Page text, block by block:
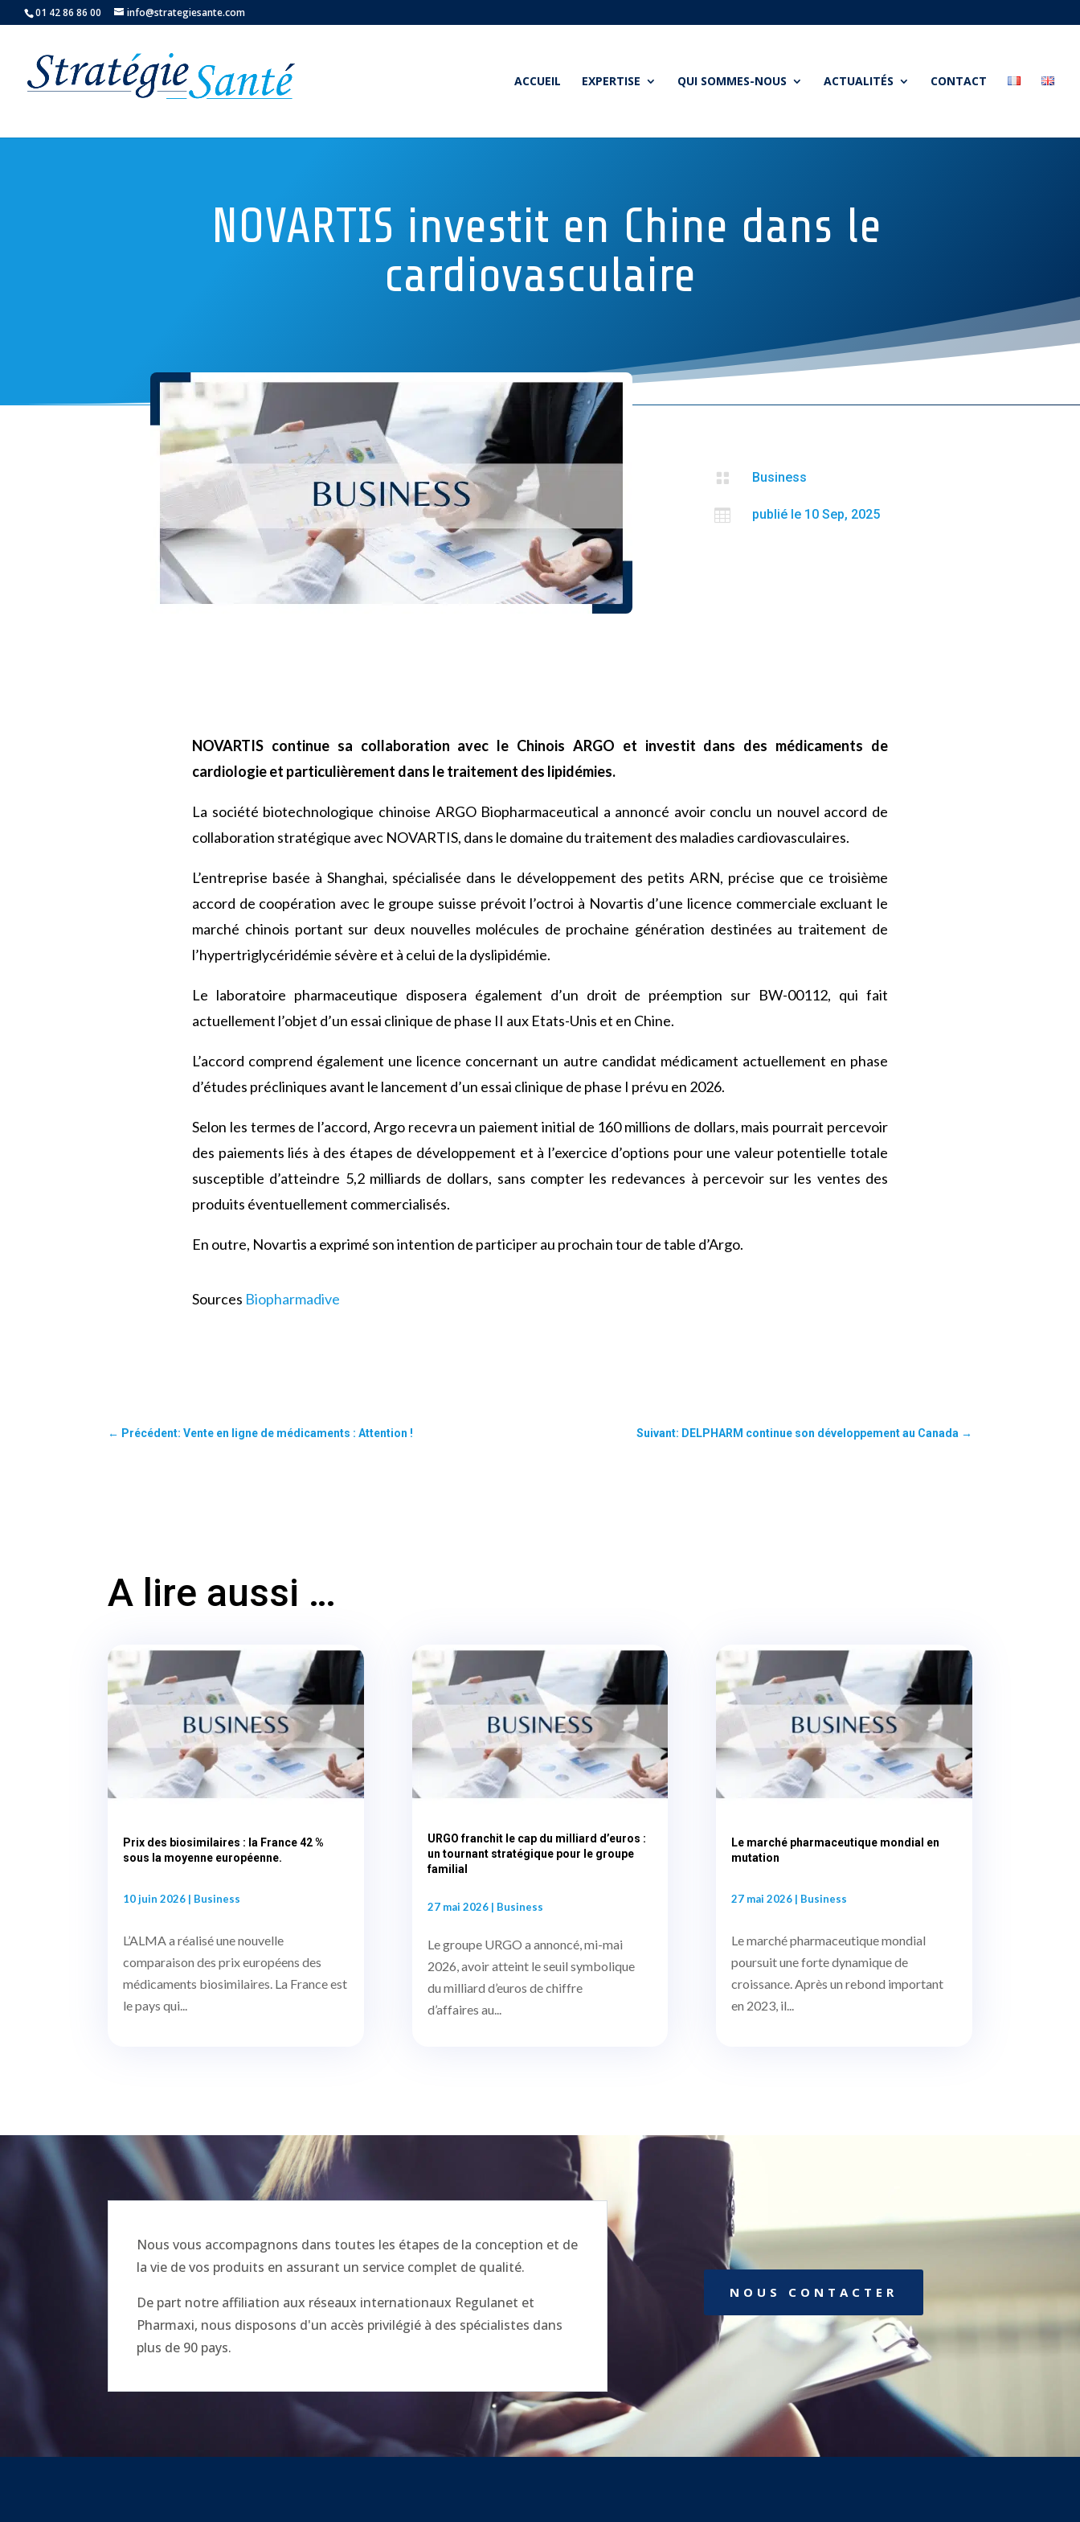
01 42 86 86 00 info@strategiesante.com
ACCUEIL EXPERTISE QUI SOMMES-NOUS ACTUALITÉS CONTACT
NOVARTIS investit en Chine dans le
cardiovasculaire
 Business
 publié le 10 Sep, 2025
NOVARTIS continue sa collaboration avec le Chinois ARGO et investit dans des médicaments de
cardiologie et particulièrement dans le traitement des lipidémies.
La société biotechnologique chinoise ARGO Biopharmaceutical a annoncé avoir conclu un nouvel accord de
collaboration stratégique avec NOVARTIS, dans le domaine du traitement des maladies cardiovasculaires.
L’entreprise basée à Shanghai, spécialisée dans le développement des petits ARN, précise que ce troisième
accord de coopération avec le groupe suisse prévoit l’octroi à Novartis d’une licence commerciale excluant le
marché chinois portant sur deux nouvelles molécules de prochaine génération destinées au traitement de
l’hypertriglycéridémie sévère et à celui de la dyslipidémie.
Le laboratoire pharmaceutique disposera également d’un droit de préemption sur BW-00112, qui fait
actuellement l’objet d’un essai clinique de phase II aux Etats-Unis et en Chine.
L’accord comprend également une licence concernant un autre candidat médicament actuellement en phase
d’études précliniques avant le lancement d’un essai clinique de phase I prévu en 2026.
Selon les termes de l’accord, Argo recevra un paiement initial de 160 millions de dollars, mais pourrait percevoir
des paiements liés à des étapes de développement et à l’exercice d’options pour une valeur potentielle totale
susceptible d’atteindre 5,2 milliards de dollars, sans compter les redevances à percevoir sur les ventes des
produits éventuellement commercialisés.
En outre, Novartis a exprimé son intention de participer au prochain tour de table d’Argo.
Sources Biopharmadive
← Précédent: Vente en ligne de médicaments : Attention ! Suivant: DELPHARM continue son développement au Canada →
A lire aussi …
Prix des biosimilaires : la France 42 %
sous la moyenne européenne.
10 juin 2026 | Business
L’ALMA a réalisé une nouvelle
comparaison des prix européens des
médicaments biosimilaires. La France est
le pays qui...
URGO franchit le cap du milliard d’euros :
un tournant stratégique pour le groupe
familial
27 mai 2026| Business
Le groupe URGO a annoncé, mi-mai
2026, avoir atteint le seuil symbolique
du milliard d’euros de chiffre
d’affaires au...
Le marché pharmaceutique mondial en
mutation
27 mai 2026| Business
Le marché pharmaceutique mondial
poursuit une forte dynamique de
croissance. Après un rebond important
en 2023, il...
Nous vous accompagnons dans toutes les étapes de la conception et de
la vie de vos produits en assurant un service complet de qualité.
De part notre affiliation aux réseaux internationaux Regulanet et
Pharmaxi, nous disposons d'un accès privilégié à des spécialistes dans
plus de 90 pays.
NOUS CONTACTER